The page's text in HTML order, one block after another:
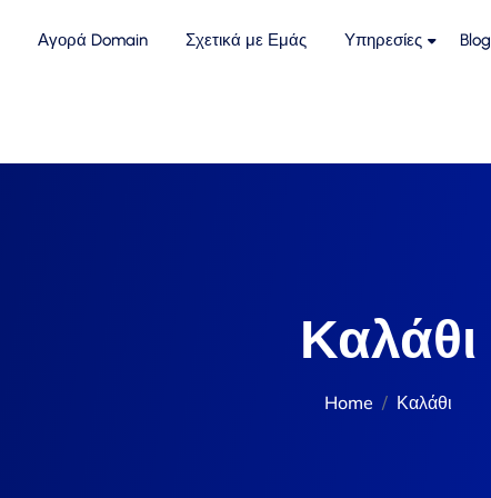
Αγορά Domain Σχετικά με Εμάς Υπηρεσίες Blog
Καλάθι
Home Καλάθι